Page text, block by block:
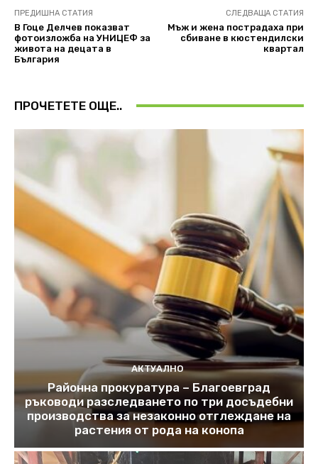
ПРЕДИШНА СТАТИЯ
В Гоце Делчев показват
фотоизложба на УНИЦЕФ за
живота на децата в
България
СЛЕДВАЩА СТАТИЯ
Мъж и жена пострадаха при
сбиване в кюстендилски
квартал
ПРОЧЕТЕТЕ ОЩЕ..
АКТУАЛНО
Районна прокуратура – Благоевград
ръководи разследването по три досъдебни
производства за незаконно отглеждане на
растения от рода на конопа